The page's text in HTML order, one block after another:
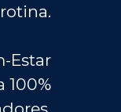
Estar
100%